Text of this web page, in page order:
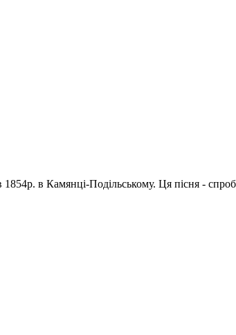
в Камянці-Подільському. Ця пісня -